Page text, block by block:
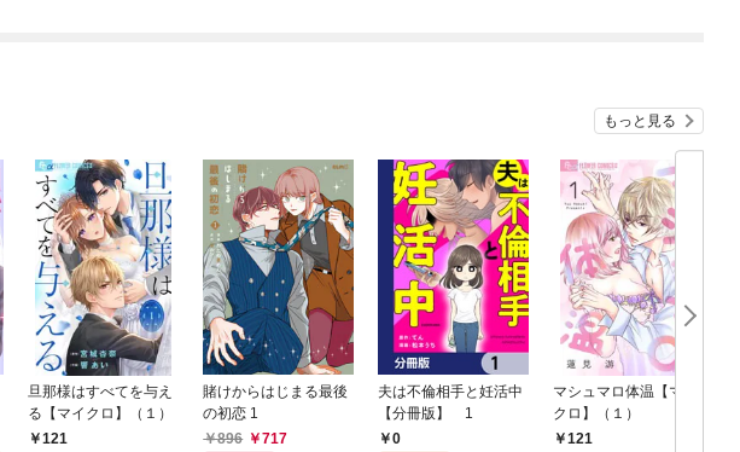
もっと見る
旦那様はすべてを与え
る【マイクロ】（１）
121
賭けからはじまる最後
の初恋 1
896
717
夫は不倫相手と妊活中
【分冊版】 1
0
マシュマロ体温【マイ
クロ】（１）
121